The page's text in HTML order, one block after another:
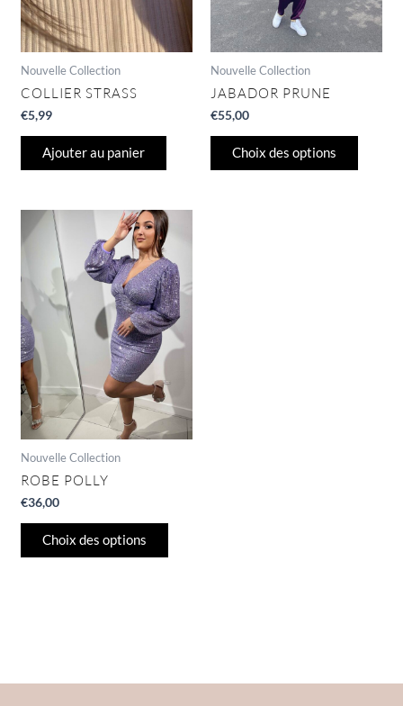
Nouvelle Collection
COLLIER STRASS
€5,99
Ajouter au panier
Nouvelle Collection
JABADOR PRUNE
€55,00
Choix des options
sur
la
Nouvelle Collection
ROBE POLLY
€36,00
Choix des options
Ce
produit
a
plusieurs
variations.
Les
options
peuvent
choisies
sur
la